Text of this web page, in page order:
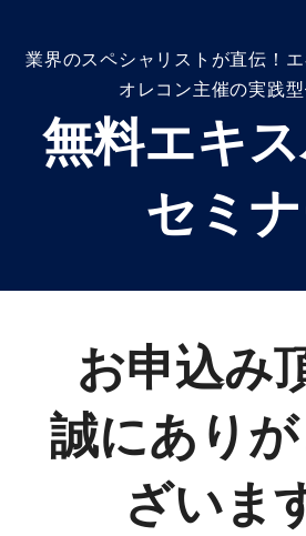
業界のスペシャリストが直伝！エ
オレコン主催の実践
無料エキ
セミ
お申込み
誠にあり
ざいま